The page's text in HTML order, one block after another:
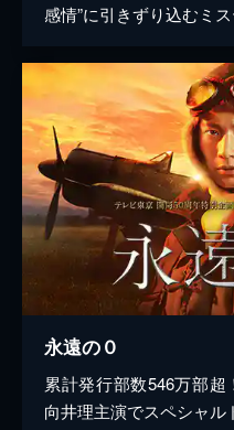
感情”に引きずり込むミ
永遠の０
累計発行部数546万部
向井理主演でスペシャル